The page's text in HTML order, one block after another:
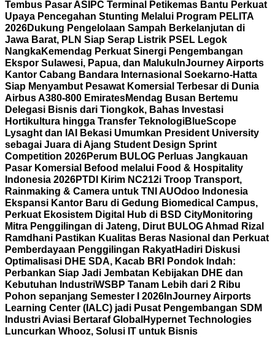
Tembus Pasar AS IPC Terminal Petikemas Bantu Perkuat
Upaya Pencegahan Stunting Melalui Program PELITA
2026Dukung Pengelolaan Sampah Berkelanjutan di
Jawa Barat, PLN Siap Serap Listrik PSEL Legok
NangkaKemendag Perkuat Sinergi Pengembangan
Ekspor Sulawesi, Papua, dan Maluku InJourney Airports
Kantor Cabang Bandara Internasional Soekarno-Hatta
Siap Menyambut Pesawat Komersial Terbesar di Dunia
Airbus A380-800 EmiratesMendag Busan Bertemu
Delegasi Bisnis dari Tiongkok, Bahas Investasi
Hortikultura hingga Transfer TeknologiBlueScope
Lysaght dan IAI Bekasi Umumkan President University
sebagai Juara di Ajang Student Design Sprint
Competition 2026Perum BULOG Perluas Jangkauan
Pasar Komersial Befood melalui Food & Hospitality
Indonesia 2026PTDI Kirim NC212i Troop Transport,
Rainmaking & Camera untuk TNI AUOdoo Indonesia
Ekspansi Kantor Baru di Gedung Biomedical Campus,
Perkuat Ekosistem Digital Hub di BSD CityMonitoring
Mitra Penggilingan di Jateng, Dirut BULOG Ahmad Rizal
Ramdhani Pastikan Kualitas Beras Nasional dan Perkuat
Pemberdayaan Penggilingan RakyatHadiri Diskusi
Optimalisasi DHE SDA, Kacab BRI Pondok Indah:
Perbankan Siap Jadi Jembatan Kebijakan DHE dan
Kebutuhan IndustriWSBP Tanam Lebih dari 2 Ribu
Pohon sepanjang Semester I 2026 InJourney Airports
Learning Center (IALC) jadi Pusat Pengembangan SDM
Industri Aviasi Bertaraf Global Hypernet Technologies
Luncurkan Whooz, Solusi IT untuk Bisnis